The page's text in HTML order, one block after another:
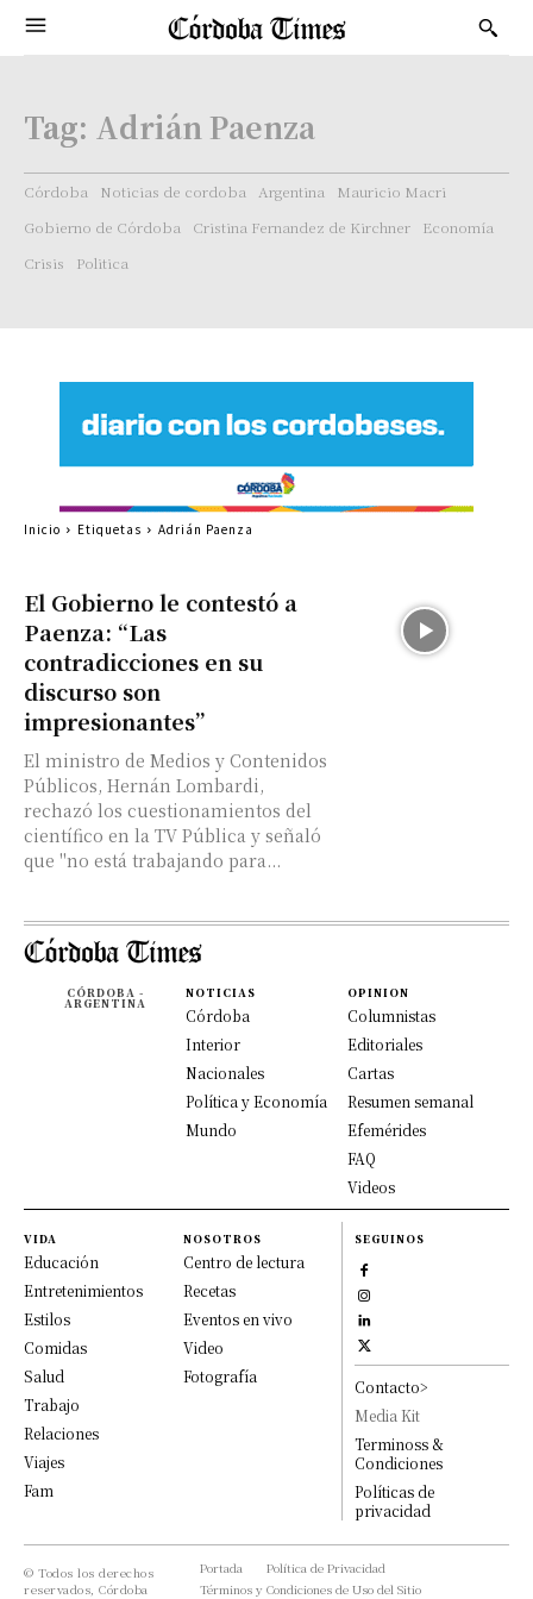
Tag: Adrián Paenza
Córdoba Noticias de cordoba Argentina
Mauricio Macri
Gobierno de Córdoba
Cristina Fernandez de Kirchner
Economía
Crisis
Politica
El Gobierno le contestó a
Paenza: “Las
contradicciones en su
discurso son
impresionantes”
El ministro de Medios y Contenidos
Públicos, Hernán Lombardi,
rechazó los cuestionamientos del
científico en la TV Pública y señaló
que "no está trabajando para...
Inicio Etiquetas Adrián Paenza
CÓRDOBA -
ARGENTINA
NOTICIAS
Córdoba
Interior
Nacionales
Política y Economía
Mundo
OPINION
Columnistas
Editoriales
Cartas
Resumen semanal
Efemérides
FAQ
Videos
VIDA
Educación
Entretenimientos
Estilos
Comidas
Salud
Trabajo
Relaciones
Viajes
Fam
NOSOTROS
Centro de lectura
Recetas
Eventos en vivo
Video
Fotografía
SEGUINOS
Contacto>
Media Kit
Terminoss &
Condiciones
Políticas de
privacidad
© Todos los derechos
reservados, Córdoba
Portada
Política de Privacidad
Términos y Condiciones de Uso del Sitio